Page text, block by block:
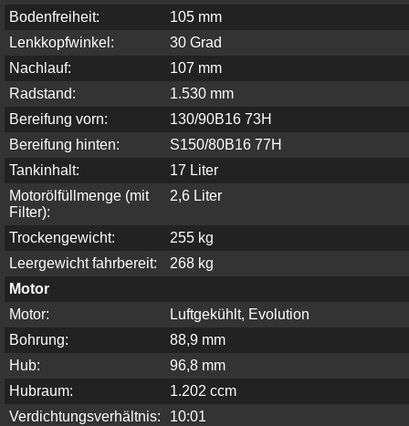
Bodenfreiheit:
105 mm
Lenkkopfwinkel:
30 Grad
Nachlauf:
107 mm
Radstand:
1.530 mm
Bereifung vorn:
130/90B16 73H
Bereifung hinten:
S150/80B16 77H
Tankinhalt:
17 Liter
Motorölfüllmenge (mit
Filter):
2,6 Liter
Trockengewicht:
255 kg
Leergewicht fahrbereit:
268 kg
Motor
Motor:
Luftgekühlt, Evolution
Bohrung:
88,9 mm
Hub:
96,8 mm
Hubraum:
1.202 ccm
Verdichtungsverhältnis:
10:01